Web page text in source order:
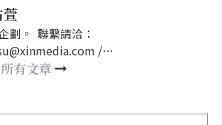
劃。 聯繫請洽：
/
有文章